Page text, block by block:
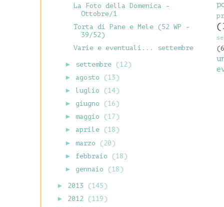
La Foto della Domenica -
Ottobre/1
Torta di Pane e Mele (52 WP -
39/52)
Varie e eventuali... settembre
► settembre
(12)
► agosto
(13)
►luglio
(14)
► giugno
(16)
► maggio
(17)
► aprile
(18)
► marzo
(20)
► febbraio
(18)
► gennaio (18)
► 2013
(145)
►
2012
(119)